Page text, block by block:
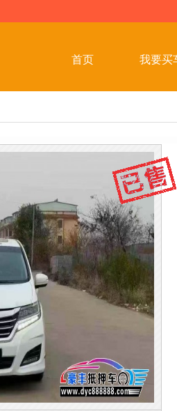
首页 我要买